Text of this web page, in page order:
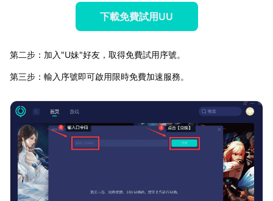
下載免費試用UU
第二步：加入"U妹"好友，取得免費試用序號。
第三步：輸入序號即可啟用限時免費加速服務。